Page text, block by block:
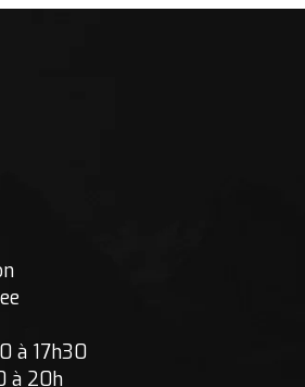
à 17h30
à 20h